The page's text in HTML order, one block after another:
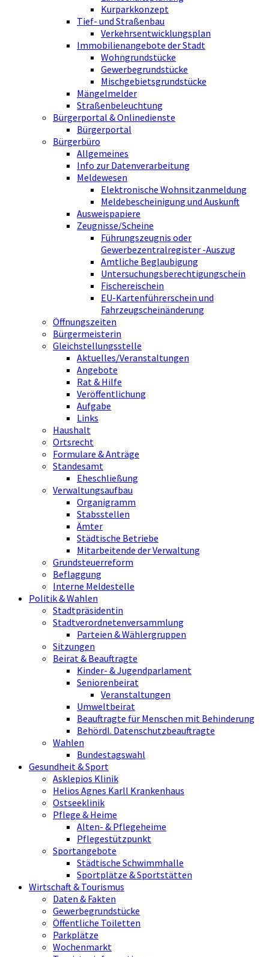
Kurparkkonzept
Tief- und Straßenbau
Verkehrsentwicklungsplan
Immobilienangebote der Stadt
Wohngrundstücke
Gewerbegrundstücke
Mischgebietsgrundstücke
Mängelmelder
Straßenbeleuchtung
Bürgerportal & Onlinedienste
Bürgerportal
Bürgerbüro
Allgemeines
Info zur Datenverarbeitung
Meldewesen
Elektronische Wohnsitzanmeldung
Meldebescheinigung und Auskunft
Ausweispapiere
Zeugnisse/Scheine
Führungszeugnis oder
Gewerbezentralregister -Auszug
Amtliche Beglaubigung
Untersuchungsberechtigungschein
Fischereischein
EU-Kartenführerschein und
Fahrzeugscheinänderung
Öffnungszeiten
Bürgermeisterin
Gleichstellungsstelle
Aktuelles/Veranstaltungen
Angebote
Rat & Hilfe
Veröffentlichung
Aufgabe
Links
Haushalt
Ortsrecht
Formulare & Anträge
Standesamt
Eheschließung
Verwaltungsaufbau
Organigramm
Stabsstellen
Ämter
Städtische Betriebe
Mitarbeitende der Verwaltung
Grundsteuerreform
Beflaggung
Interne Meldestelle
Politik & Wahlen
Stadtpräsidentin
Stadtverordnetenversammlung
Parteien & Wählergruppen
Sitzungen
Beirat & Beauftragte
Kinder- & Jugendparlament
Seniorenbeirat
Veranstaltungen
Umweltbeirat
Beauftragte für Menschen mit Behinderung
Behördl. Datenschutzbeauftragte
Wahlen
Bundestagswahl
Gesundheit & Sport
Asklepios Klinik
Helios Agnes Karll Krankenhaus
Ostseeklinik
Pflege & Heime
Alten- & Pflegeheime
Pflegestützpunkt
Sportangebote
Städtische Schwimmhalle
Sportplätze & Sportstätten
Wirtschaft & Tourismus
Daten & Fakten
Gewerbegrundstücke
Öffentliche Toiletten
Parkplätze
Wochenmarkt